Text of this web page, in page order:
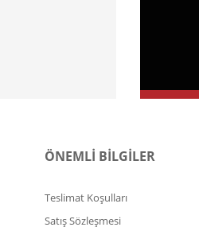
ÖNEMLİ BİLGİLER
Teslimat Koşulları
Satış Sözleşmesi